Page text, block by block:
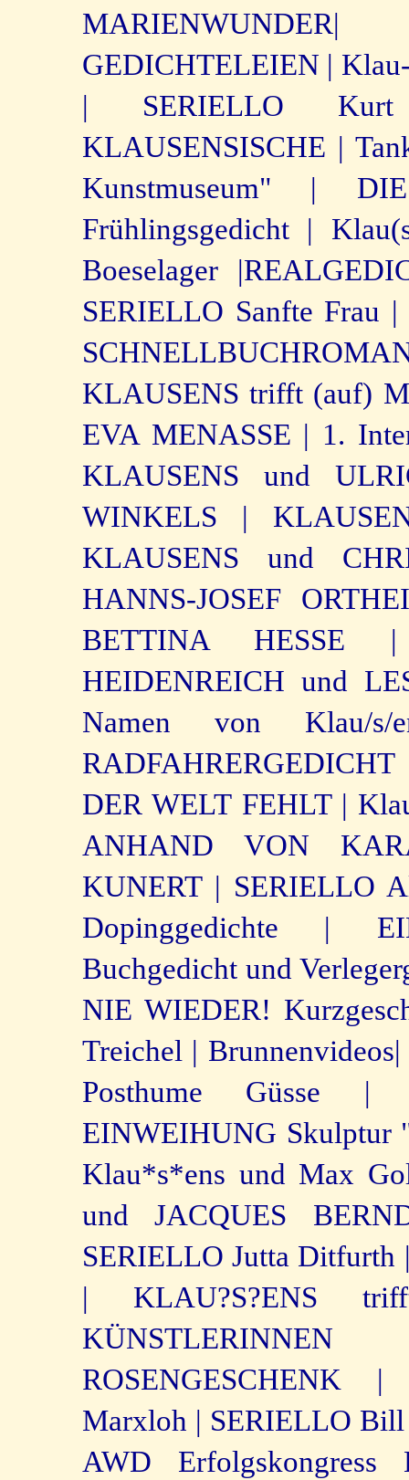
MARIENWUNDER|
GEDICHTELEIEN |
|
SERIELLO
KLAUSENSISCHE |
Kunstmuseum" |
Frühlingsgedicht |
Boeselager |
SERIELLO Sanfte Frau |
KLAUSENS trifft (auf)
EVA MENASSE | 1.
KLAUSENS und
WINKELS |
KLAUSENS und
HANNS-JOSEF
BETTINA HESSE |
HEIDENREICH und
Namen von Klau/
RADFAHRERGEDICHT
DER WELT FEHLT |
ANHAND VON
KUNERT | SERIELLO
Dopinggedichte |
Buchgedicht und
NIE WIEDER!
Treichel | Brunnenvideos|
Posthume Güsse |
EINWEIHUNG Skulptur
Klau*s*ens und Max
und JACQUES
SERIELLO Jutta Ditfurth
|
KLAU?S?ENS
KÜNSTLERINNEN
ROSENGESCHENK |
Marxloh | SERIELLO
AWD